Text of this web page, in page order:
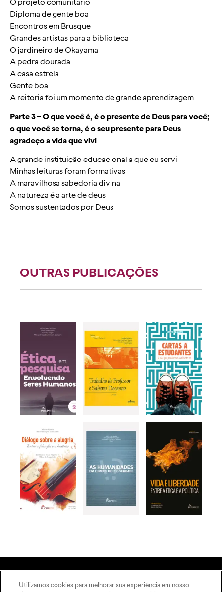
O projeto comunitário
Diploma de gente boa
Encontros em Brusque
Grandes artistas para a biblioteca
O jardineiro de Okayama
A pedra dourada
A casa estrela
Gente boa
A reitoria foi um momento de grande aprendizagem
Parte 3 – O que você é, é o presente de Deus para você;
o que você se torna, é o seu presente para Deus
agradeço a vida que vivi
A grande instituição educacional a que eu servi
Minhas leituras foram formativas
A maravilhosa sabedoria divina
A natureza é a arte de deus
Somos sustentados por Deus
OUTRAS PUBLICAÇÕES
A Editora
Utilizamos cookies para melhorar sua experiência em nosso